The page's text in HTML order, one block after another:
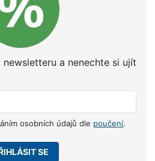
a nenechte si ujít
osobních údajů dle poučení.
SE